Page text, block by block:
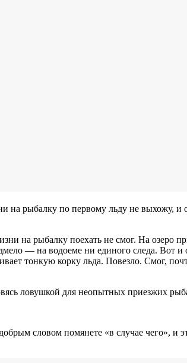
на рыбалку по первому льду не выхожу,
на рыбалку поехать не смог. На озеро
— на водоеме ни единого следа. Вот и
тонкую корку льда. Повезло. Смог,
ловушкой для неопытных приезжих
словом помянете «в случае чего», и